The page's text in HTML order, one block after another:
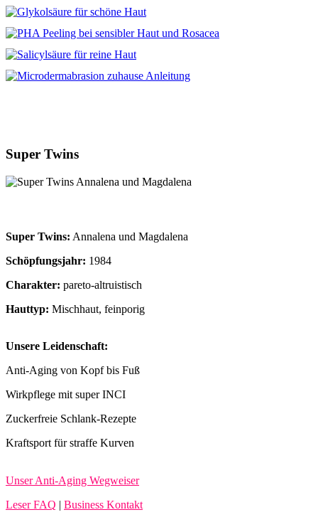
Super Twins
Super Twins: Annalena und Magdalena
Schöpfungsjahr: 1984
Charakter: pareto-altruistisch
Hauttyp: Mischhaut, feinporig
Unsere Leidenschaft:
Anti-Aging von Kopf bis Fuß
Wirkpflege mit super INCI
Zuckerfreie Schlank-Rezepte
Kraftsport für straffe Kurven
Unser Anti-Aging Wegweiser
Leser FAQ | Business Kontakt